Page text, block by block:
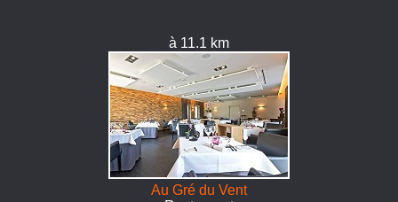
à 11.1 km
Au Gré du Vent